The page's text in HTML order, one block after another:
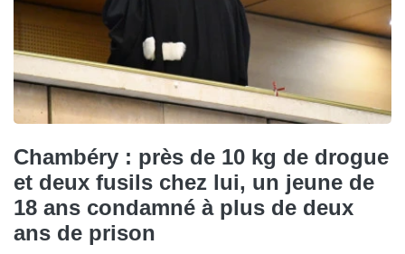
Chambéry : près de 10 kg de drogue
et deux fusils chez lui, un jeune de
18 ans condamné à plus de deux
ans de prison